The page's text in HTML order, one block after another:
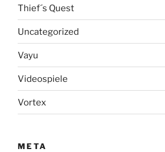
Thief´s Quest
Uncategorized
Vayu
Videospiele
Vortex
META